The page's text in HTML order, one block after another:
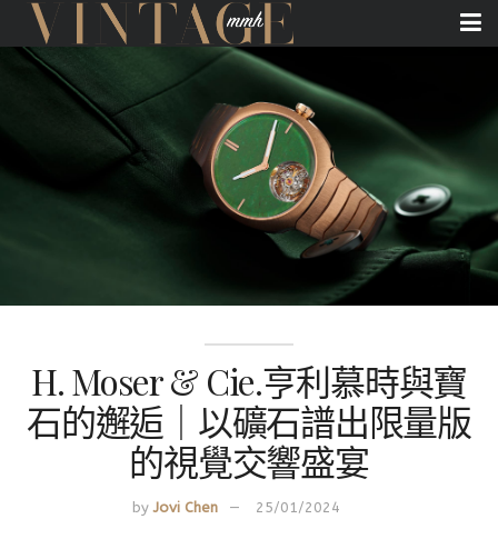
H. Moser & Cie.亨利慕時與寶
石的邂逅｜以礦石譜出限量版
的視覺交響盛宴
by Jovi Chen 25/01/2024